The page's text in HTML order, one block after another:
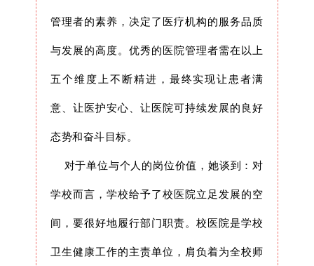
管理者的素养，决定了医疗机构的服务品质
与发展的高度。优秀的医院管理者需在以上
五个维度上不断精进，最终实现让患者满
意、让医护安心、让医院可持续发展的良好
态势和奋斗目标。
对于单位与个人的岗位价值，她谈到：对
学校而言，学校给予了校医院立足发展的空
间，要很好地履行部门职责。校医院是学校
卫生健康工作的主责单位，肩负着为全校师